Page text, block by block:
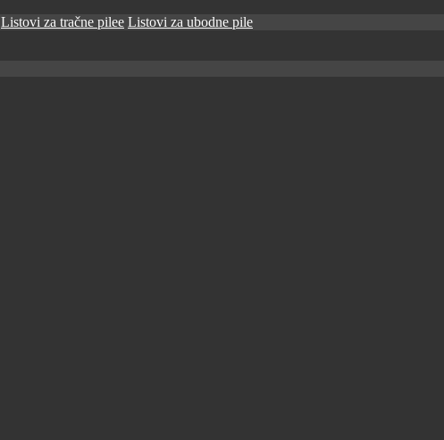
Listovi za tračne pilee Listovi za ubodne pile